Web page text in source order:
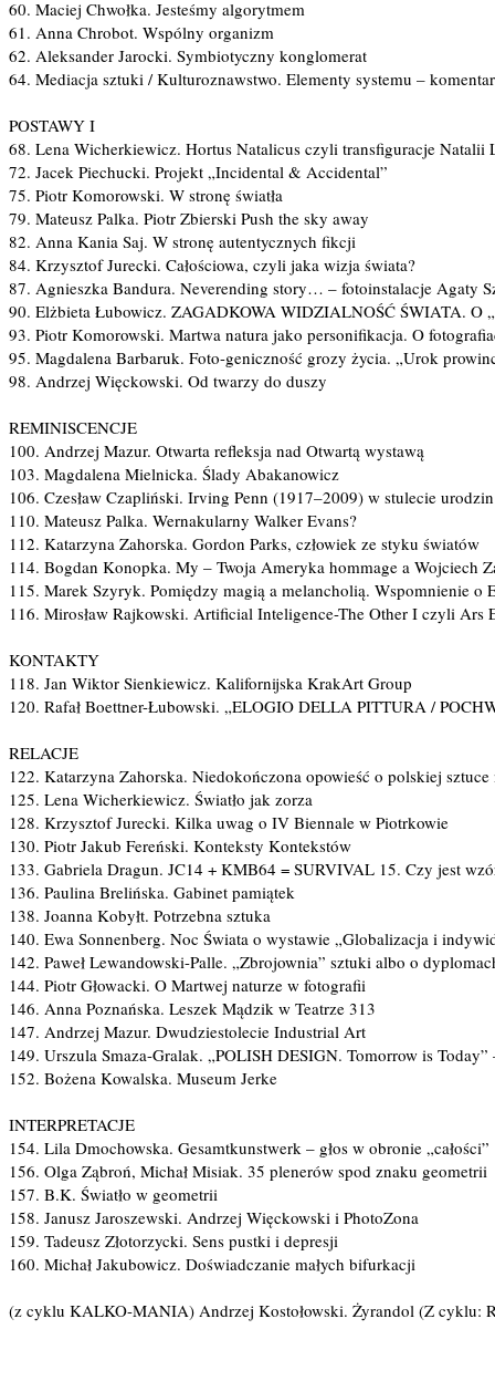
60. Maciej Chwołka. Jesteśmy algorytmem
61. Anna Chrobot. Wspólny organizm
62. Aleksander Jarocki. Symbiotyczny konglomerat
64. Mediacja sztuki / Kulturoznawstwo. Elementy systemu –
POSTAWY I
68. Lena Wicherkiewicz. Hortus Natalicus czyli transfiguracje Natalii
72. Jacek Piechucki. Projekt „Incidental & Accidental”
75. Piotr Komorowski. W stronę światła
79. Mateusz Palka. Piotr Zbierski Push the sky away
82. Anna Kania Saj. W stronę autentycznych fikcji
84. Krzysztof Jurecki. Całościowa, czyli jaka wizja świata?
87. Agnieszka Bandura. Neverending story… – fotoinstalacje Agaty
90. Elżbieta Łubowicz. ZAGADKOWA WIDZIALNOŚĆ ŚWIATA. O
93. Piotr Komorowski. Martwa natura jako personifikacja. O
95. Magdalena Barbaruk. Foto-geniczność grozy życia. „Urok
98. Andrzej Więckowski. Od twarzy do duszy
REMINISCENCJE
100. Andrzej Mazur. Otwarta refleksja nad Otwartą wystawą
103. Magdalena Mielnicka. Ślady Abakanowicz
106. Czesław Czapliński. Irving Penn (1917–2009) w stulecie
110. Mateusz Palka. Wernakularny Walker Evans?
112. Katarzyna Zahorska. Gordon Parks, człowiek ze styku światów
114. Bogdan Konopka. My – Twoja Ameryka hommage a Wojciech
115. Marek Szyryk. Pomiędzy magią a melancholią. Wspomnienie o
116. Mirosław Rajkowski. Artificial Inteligence-The Other I czyli Ars
KONTAKTY
118. Jan Wiktor Sienkiewicz. Kalifornijska KrakArt Group
120. Rafał Boettner-Łubowski. „ELOGIO DELLA PITTURA /
RELACJE
122. Katarzyna Zahorska. Niedokończona opowieść o polskiej
125. Lena Wicherkiewicz. Światło jak zorza
128. Krzysztof Jurecki. Kilka uwag o IV Biennale w Piotrkowie
130. Piotr Jakub Fereński. Konteksty Kontekstów
133. Gabriela Dragun. JC14 + KMB64 = SURVIVAL 15. Czy jest
136. Paulina Brelińska. Gabinet pamiątek
138. Joanna Kobyłt. Potrzebna sztuka
140. Ewa Sonnenberg. Noc Świata o wystawie „Globalizacja i
142. Paweł Lewandowski-Palle. „Zbrojownia” sztuki albo o
144. Piotr Głowacki. O Martwej naturze w fotografii
146. Anna Poznańska. Leszek Mądzik w Teatrze 313
147. Andrzej Mazur. Dwudziestolecie Industrial Art
149. Urszula Smaza-Gralak. „POLISH DESIGN. Tomorrow is
152. Bożena Kowalska. Museum Jerke
INTERPRETACJE
154. Lila Dmochowska. Gesamtkunstwerk – głos w obronie „całości”
156. Olga Ząbroń, Michał Misiak. 35 plenerów spod znaku geometrii
157. B.K. Światło w geometrii
158. Janusz Jaroszewski. Andrzej Więckowski i PhotoZona
159. Tadeusz Złotorzycki. Sens pustki i depresji
160. Michał Jakubowicz. Doświadczanie małych bifurkacji
(z cyklu KALKO-MANIA) Andrzej Kostołowski. Żyrandol (Z cyklu: